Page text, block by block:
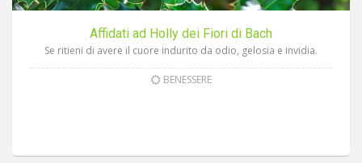
Affidati ad Holly dei Fiori di Bach
Se ritieni di avere il cuore indurito da odio, gelosia e invidia.
BENESSERE